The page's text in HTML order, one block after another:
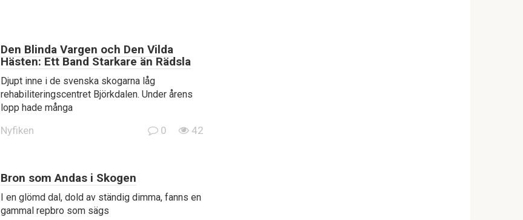
Den Blinda Vargen och Den Vilda
Hästen: Ett Band Starkare än Rädsla
Djupt inne i de svenska skogarna låg
rehabiliteringscentret Björkdalen. Under årens
lopp hade många
Nyfiken 0 42
Bron som Andas i Skogen
I en glömd dal, dold av ständig dimma, fanns en
gammal repbro som sägs